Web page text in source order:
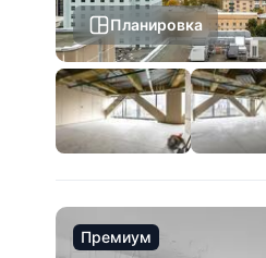
Планировка
Премиум